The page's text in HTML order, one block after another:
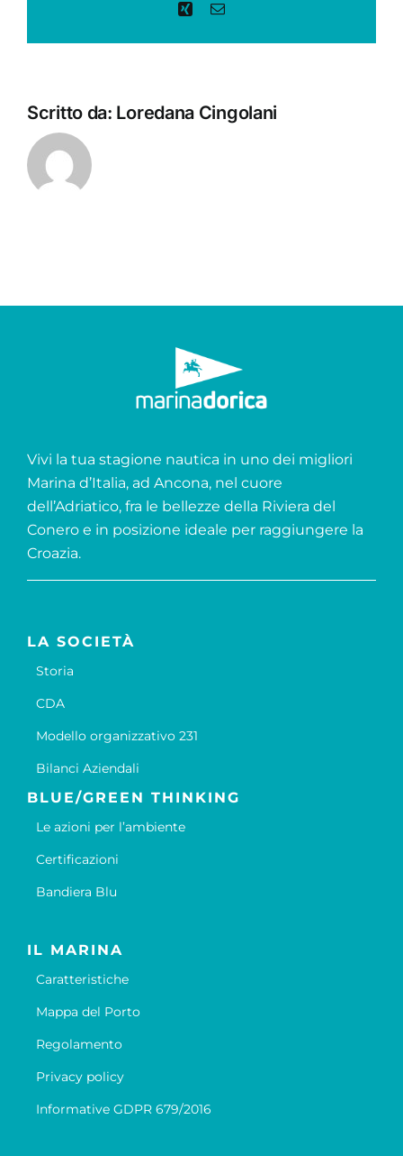
Xing Email
Scritto da: Loredana Cingolani
Vivi la tua stagione nautica in uno dei migliori
Marina d’Italia, ad Ancona, nel cuore
dell’Adriatico, fra le bellezze della Riviera del
Conero e in posizione ideale per raggiungere la
Croazia.
LA SOCIETÀ
Storia
CDA
Modello organizzativo 231
Bilanci Aziendali
BLUE/GREEN THINKING
Le azioni per l’ambiente
Certificazioni
Bandiera Blu
IL MARINA
Caratteristiche
Mappa del Porto
Regolamento
Privacy policy
Informative GDPR 679/2016